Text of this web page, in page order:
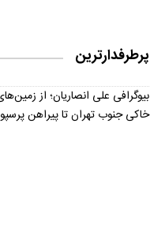
پرطرفدارترین
بیوگرافی علی انصاریان؛ از
خاکی جنوب تهران تا پیراهن